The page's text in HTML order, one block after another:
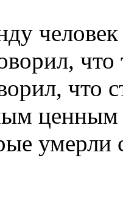
что
ценным
умерли